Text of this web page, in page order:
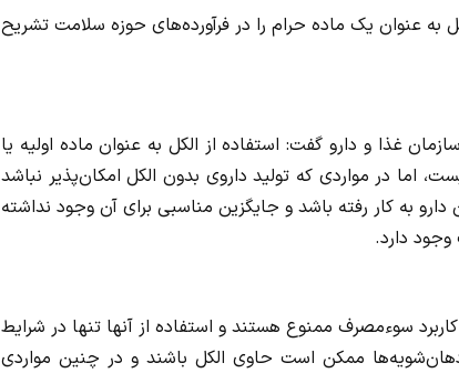
به عنوان یک ماده حرام را در فرآورده‌های حوزه سلامت تشریح
غذا و دارو گفت: استفاده از الکل به عنوان ماده اولیه یا
اما در مواردی که تولید داروی بدون الکل امکان‌پذیر نباشد
دارو به کار رفته باشد و جایگزین مناسبی برای آن وجود نداشته
دارد.
سوءمصرف ممنوع هستند و استفاده از آنها تنها در شرایط
ممکن است حاوی الکل باشند و در چنین مواردی